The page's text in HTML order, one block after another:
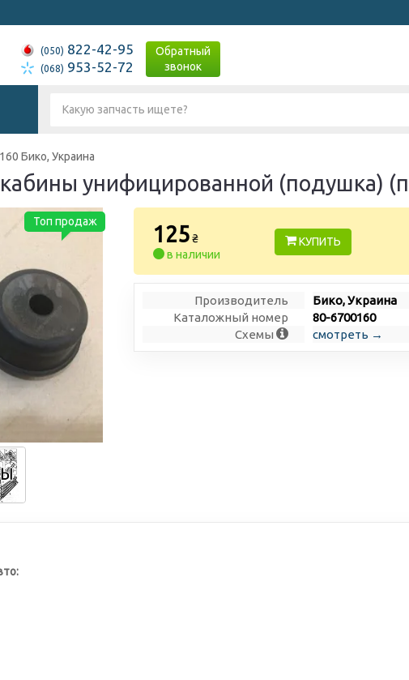
(050) 822-42-95
(068) 953-52-72
Обратный
звонок
Бико, Украина
унифицированной (подушка)
Топ продаж
125 ₴
в наличии
КУПИТЬ
Производитель
Бико, Украина
Каталожный номер
80-6700160
Схемы
смотреть →